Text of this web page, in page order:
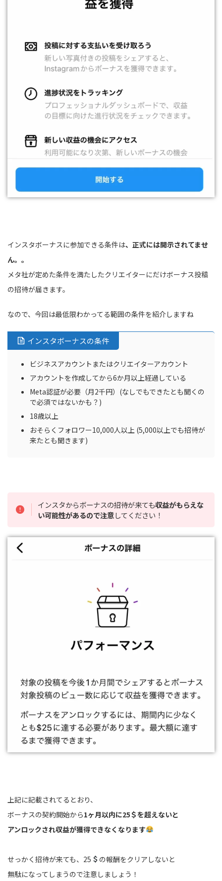
インスタボーナスに参加できる条件は、正式には開示されてませ
ん。。
メタ社が定めた条件を満たしたクリエイターにだけボーナス投稿
の招待が届きます。
なので、今回は最低限わかってる範囲の条件を紹介しますね
インスタボーナスの条件
ビジネスアカウントまたはクリエイターアカウント
アカウントを作成してから6か月以上経過している
Meta認証が必要（月2千円）(なしでもできたとも聞くの
で必須ではないかも？)
18歳以上
おそらくフォロワー10,000人以上 (5,000以上でも招待が
来たとも聞きます)
インスタからボーナスの招待が来ても収益がもらえな
い可能性があるので注意してください！
上記に記載されてるとおり、
ボーナスの契約開始から1ヶ月以内に25＄を超えないと
アンロックされ収益が獲得できなくなります
せっかく招待が来ても、25
の報酬をクリアしないと
無駄になってしまうので注意しましょう！